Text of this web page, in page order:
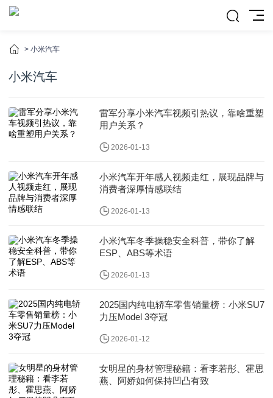
> 小米汽车
小米汽车
雷军分享小米汽车视频引热议，靠啥重塑
用户关系？
2026-01-13
小米汽车开年感人视频走红，展现品牌与
消费者深厚情感联结
2026-01-13
小米汽车冬季操稳安全科普，带你了解
ESP、ABS等术语
2026-01-13
2025国内纯电轿车零售销量榜：小米SU7
力压Model 3夺冠
2026-01-12
女明星的身材管理秘籍：看李若彤、霍思
燕、阿娇如何保持凹凸有致